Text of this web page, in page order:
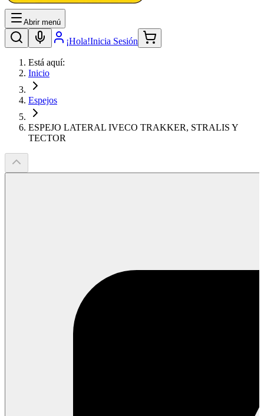
Abrir menú
¡Hola!Inicia Sesión
Está aquí:
Inicio
Espejos
ESPEJO LATERAL IVECO TRAKKER, STRALIS Y
TECTOR